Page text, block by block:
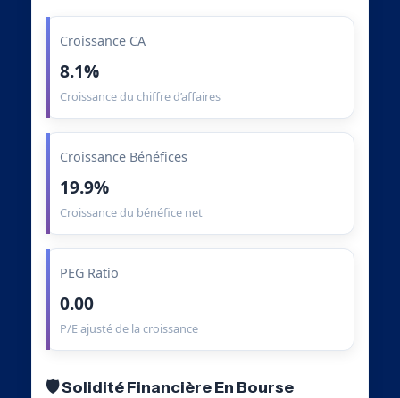
Croissance CA
8.1%
Croissance du chiffre d’affaires
Croissance Bénéfices
19.9%
Croissance du bénéfice net
PEG Ratio
0.00
P/E ajusté de la croissance
🛡️ Solidité Financière En Bourse